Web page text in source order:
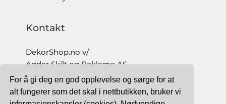
For å gi deg en god opplevelse og sørge for at
alt fungerer som det skal i nettbutikken, bruker vi
Kontakt
DekorShop.no v/
Agder Skilt og Reklame AS
Org. nr: 997 633 016 MVA
salg@dekorshop.no